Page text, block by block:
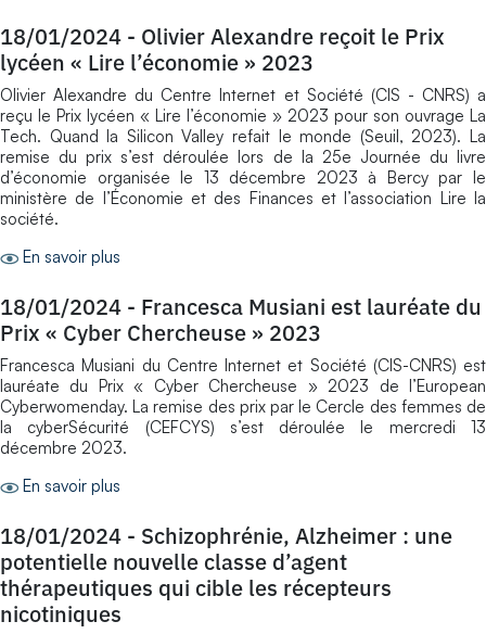
18/01/2024 - Olivier Alexandre reçoit le Prix
lycéen « Lire l’économie » 2023
Olivier Alexandre du Centre Internet et Société (CIS - CNRS) a
reçu le Prix lycéen « Lire l’économie » 2023 pour son ouvrage La
Tech. Quand la Silicon Valley refait le monde (Seuil, 2023). La
remise du prix s’est déroulée lors de la 25e Journée du livre
d’économie organisée le 13 décembre 2023 à Bercy par le
ministère de l’Économie et des Finances et l’association Lire la
société.
En savoir plus
18/01/2024 - Francesca Musiani est lauréate du
Prix « Cyber Chercheuse » 2023
Francesca Musiani du Centre Internet et Société (CIS-CNRS) est
lauréate du Prix « Cyber Chercheuse » 2023 de l’European
Cyberwomenday. La remise des prix par le Cercle des femmes de
la cyberSécurité (CEFCYS) s’est déroulée le mercredi 13
décembre 2023.
En savoir plus
18/01/2024 - Schizophrénie, Alzheimer : une
potentielle nouvelle classe d’agent
thérapeutiques qui cible les récepteurs
nicotiniques